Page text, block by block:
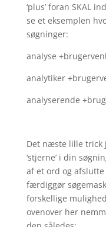
‘plus’ foran SKAL
se et eksemplen
søgninger:
analyse
analytiker
analyserende
Det næste lille trick
‘stjerne’ i din
af et ord og afslutte
færdiggør
forskellige
ovenover her